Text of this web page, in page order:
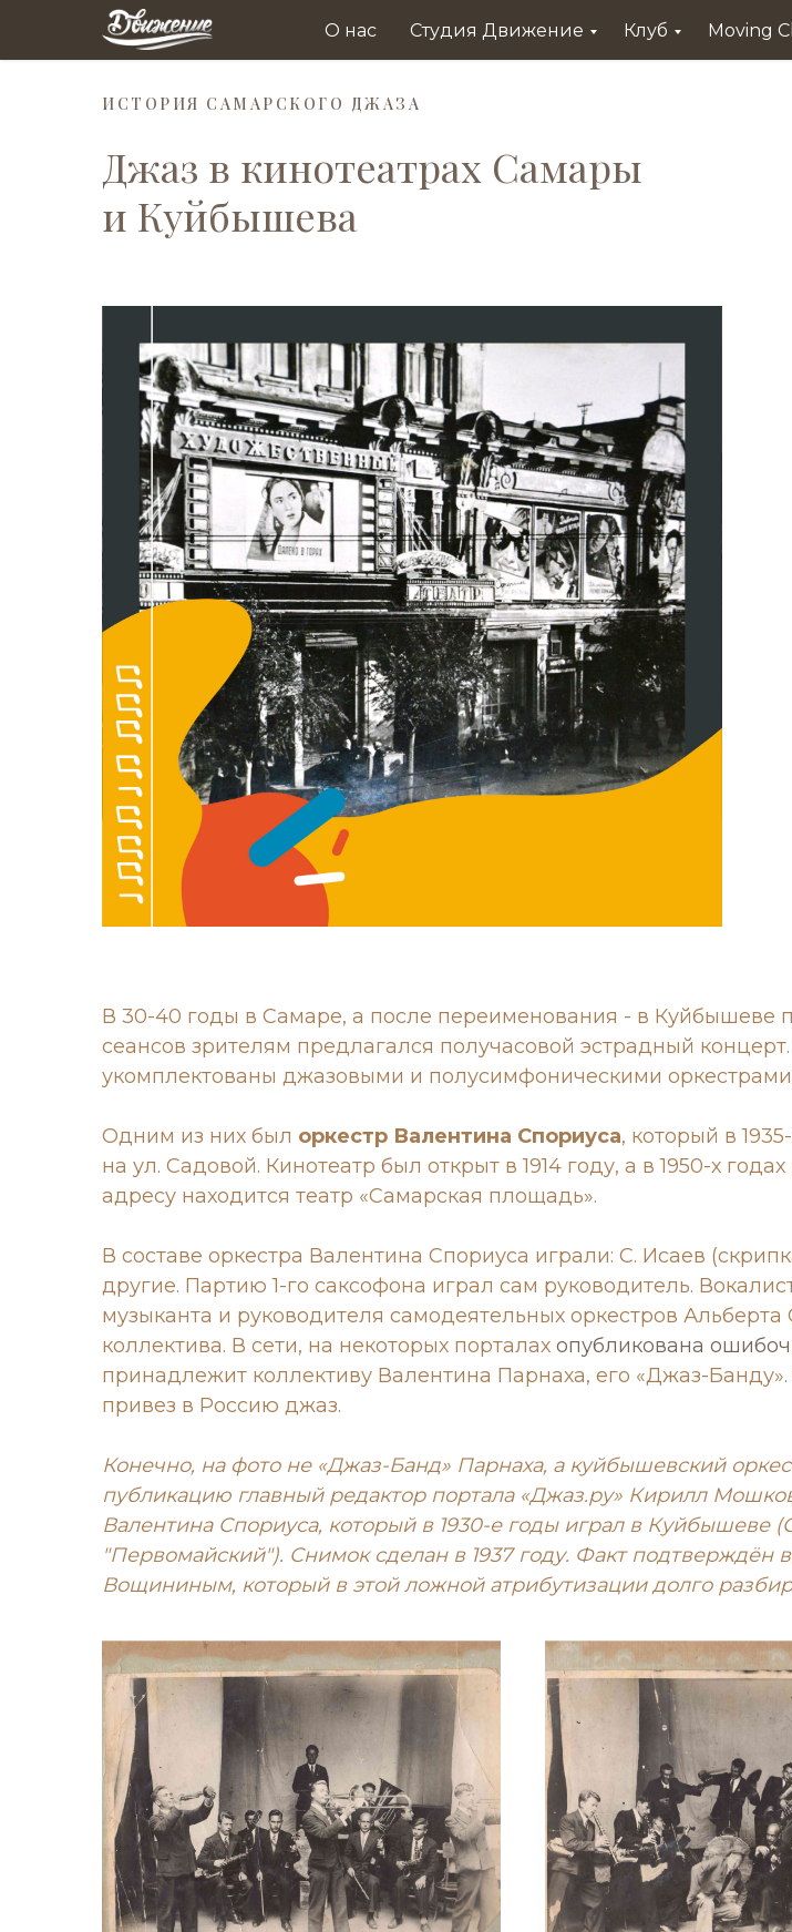
О нас Студия Движение Клуб Moving
ИСТОРИЯ САМАРСКОГО ДЖАЗА
Джаз в кинотеатрах Самары
и Куйбышева
В 30-40 годы в Самаре, а после переименования - в Куйбышеве
сеансов зрителям предлагался получасовой эстрадный
укомплектованы джазовыми и полусимфоническими
Одним из них был оркестр Валентина Спориуса, который в
на ул. Садовой. Кинотеатр был открыт в 1914 году, а в 1950-х
адресу находится театр «Самарская площадь».
В составе оркестра Валентина Спориуса играли: С. Исаев
другие. Партию 1-го саксофона играл сам руководитель.
музыканта и руководителя самодеятельных оркестров
коллектива. В сети, на некоторых порталах опубликована
принадлежит коллективу Валентина Парнаха, его «Джаз-
привез в Россию джаз.
Конечно, на фото не «Джаз-Банд» Парнаха, а куйбышевский
публикацию главный редактор портала «Джаз.ру» Кирилл
Валентина Спориуса, который в 1930-е годы играл в Куйбышеве
"Первомайский"). Снимок сделан в 1937 году. Факт
Вощининым, который в этой ложной атрибутизации долго